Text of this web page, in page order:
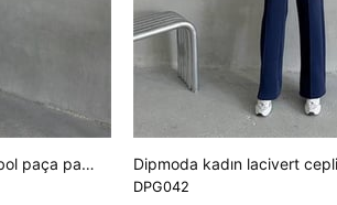
Dipmoda kadın açık gri cepli bol paça pamuklu eşofman altı DPG042
DPG042